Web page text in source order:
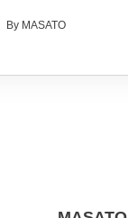
By MASATO